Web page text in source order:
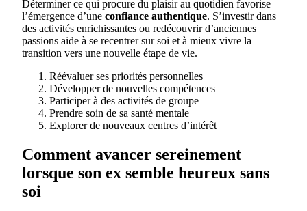
Déterminer ce qui procure du plaisir au quotidien favorise
l’émergence d’une confiance authentique. S’investir dans
des activités enrichissantes ou redécouvrir d’anciennes
passions aide à se recentrer sur soi et à mieux vivre la
transition vers une nouvelle étape de vie.
Réévaluer ses priorités personnelles
Développer de nouvelles compétences
Participer à des activités de groupe
Prendre soin de sa santé mentale
Explorer de nouveaux centres d’intérêt
Comment avancer sereinement
lorsque son ex semble heureux sans
soi